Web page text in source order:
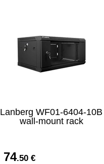
Lanberg WF01-6404-10B
wall-mount rack
74.50 €